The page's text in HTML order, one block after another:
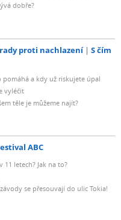
dobře?
proti nachlazení
S čím
pomáhá a kdy už riskujete úpal
vyléčit
těle je můžeme najít?
ABC
letech? Jak na to?
se přesouvají do ulic Tokia!